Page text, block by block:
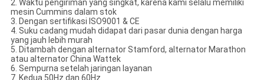
2. Waktu pengiriman yang singkat, karena kami selalu memiliki
mesin Cummins dalam stok
3. Dengan sertifikasi ISO9001 & CE
4. Suku cadang mudah didapat dari pasar dunia dengan harga
yang jauh lebih murah
5. Ditambah dengan alternator Stamford, alternator Marathon
atau alternator China Wattek
6. Sempurna setelah jaringan layanan
7. Kedua 50Hz dan 60Hz